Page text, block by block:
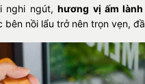
nghi ngút,hương vị ấm
bên nồi lẩu trở nên trọn vẹn,